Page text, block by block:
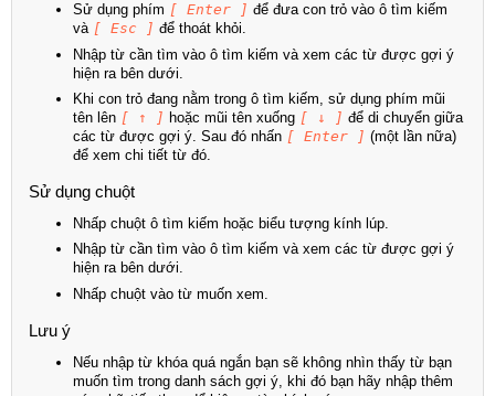
Sử dụng phím [ Enter ] để đưa con trỏ vào ô tìm kiếm
và [ Esc ] để thoát khỏi.
Nhập từ cần tìm vào ô tìm kiếm và xem các từ được gợi ý
hiện ra bên dưới.
Khi con trỏ đang nằm trong ô tìm kiếm, sử dụng phím mũi
tên lên [ ↑ ] hoặc mũi tên xuống [ ↓ ] để di chuyển giữa
các từ được gợi ý. Sau đó nhấn [ Enter ] (một lần nữa)
để xem chi tiết từ đó.
Sử dụng chuột
Nhấp chuột ô tìm kiếm hoặc biểu tượng kính lúp.
Nhập từ cần tìm vào ô tìm kiếm và xem các từ được gợi ý
hiện ra bên dưới.
Nhấp chuột vào từ muốn xem.
Lưu ý
Nếu nhập từ khóa quá ngắn bạn sẽ không nhìn thấy từ bạn
muốn tìm trong danh sách gợi ý, khi đó bạn hãy nhập thêm